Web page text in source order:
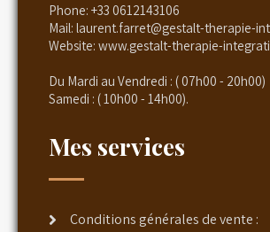
Phone: +33 0612143106
Mail: laurent.farret@gestalt-therapie-
Website: www.gestalt-therapie-
Du Mardi au Vendredi : ( 07h00 - 20h00)
Samedi : ( 10h00 - 14h00).
Mes services
Conditions générales de vente :